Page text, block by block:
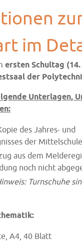
im
ersten Schultag
der
Unterlagen,
des Jahres- und
der Mittelschule
aus dem
noch nicht
Turnschuhe
A4, 40 Blatt